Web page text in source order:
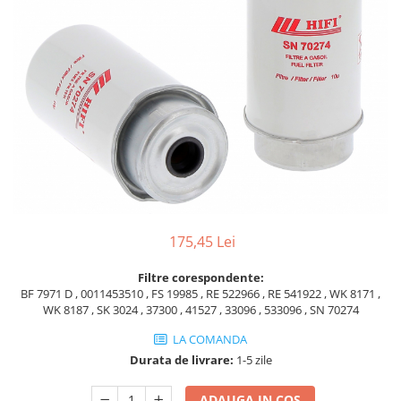
Diverse piese transmisie
Piese ambreiaj
Planetare
Angrenaje transmisie
Grupuri conice
Convertizoare
Piulite roata
Butuc roata
Roata transpaleta
Piese motor Yanmar
Piese Fiat
Piese Snorkel
Piese John Deere
Piese Vapormatic
Piese utilaje Fendt
Piese Skyjack
175,45 Lei
Filtre corespondente:
BF 7971 D , 0011453510 , FS 19985 , RE 522966 , RE 541922 , WK 8171 ,
WK 8187 , SK 3024 , 37300 , 41527 , 33096 , 533096 , SN 70274
LA COMANDA
Durata de livrare: 1-5 zile